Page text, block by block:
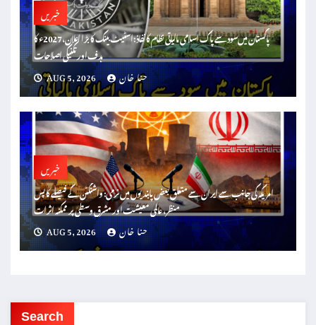
خبریں
پاکستان میں سود سے پاک اسلامی مالیاتی نظام کا نفاذ: اسٹیٹ بینک کا بڑا اعلان، 2027ء کا
ہدف اور تکنیکی اصلاحات
AUG 5, 2026
حنا خان
خبریں
امریکہ کی جانب سے ایران سے متعلق بعض پابندیوں میں نرمی: واشنگٹن کے فیصلے کا پس
منظر، عالمی معیشت اور مشرق وسطیٰ پر ممکنہ اثرات
AUG 5, 2026
حنا خان
Search